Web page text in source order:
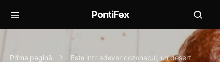
PontiFex
Prima pagină
Este intr-adevar cozonacul, un desert